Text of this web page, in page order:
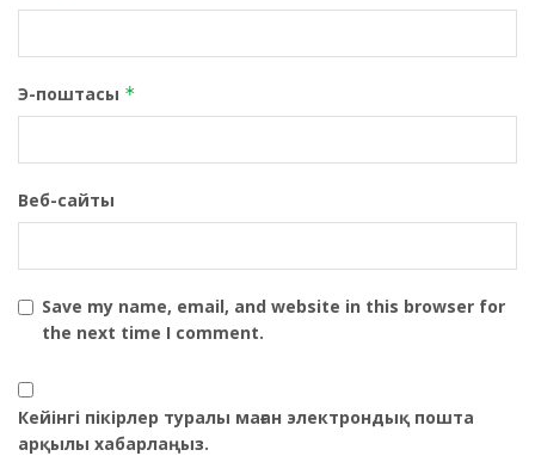
Э-поштасы *
Веб-сайты
Save my name, email, and website in this browser for
the next time I comment.
Кейінгі пікірлер туралы маған электрондық пошта
арқылы хабарлаңыз.